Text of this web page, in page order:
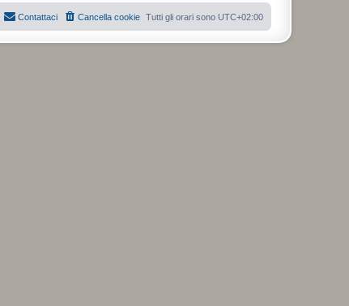
Tutti gli orari sono UTC+02:00
Cancella cookie
Contattaci